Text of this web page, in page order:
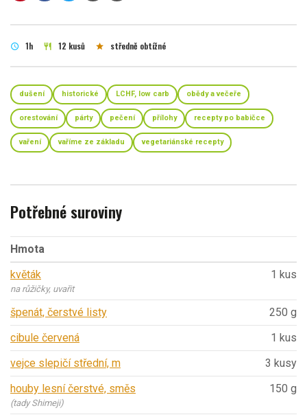
schedule 1h restaurant 12 kusů star středně obtížné
dušení historické LCHF, low carb obědy a večeře
orestování párty pečení přílohy recepty po babičce
vaření vaříme ze základu vegetariánské recepty
Potřebné suroviny
Hmota
květák
na růžičky, uvařit
1 kus
špenát, čerstvé listy
250 g
cibule červená
1 kus
vejce slepičí střední, m
3 kusy
houby lesní čerstvé, směs
(tady Shimeji)
150 g